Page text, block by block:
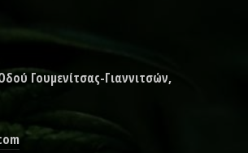
Γουμενίτσας-Γιαννιτσών,